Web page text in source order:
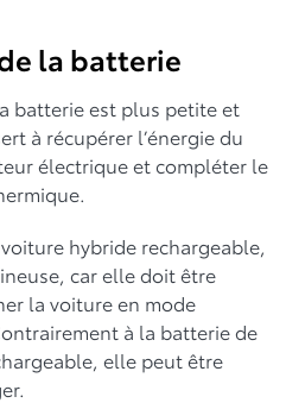
la batterie
batterie est plus petite et
à récupérer l’énergie du
électrique et compléter le
hybride rechargeable,
car elle doit être
la voiture en mode
à la batterie de
elle peut être